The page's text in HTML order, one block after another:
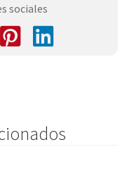
sociales